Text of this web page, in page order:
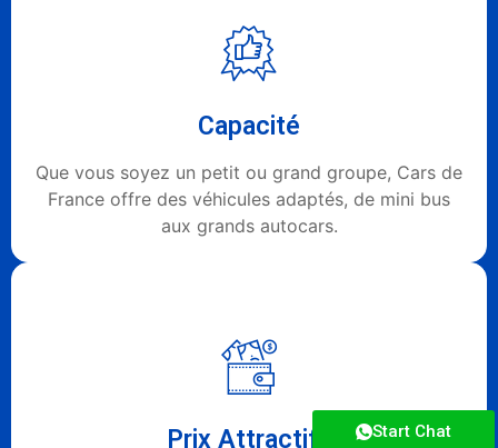
Capacité
Que vous soyez un petit ou grand groupe, Cars de
France offre des véhicules adaptés, de mini bus
aux grands autocars.
Prix Attractifs Start Chat